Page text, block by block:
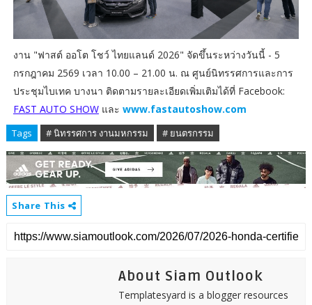
งาน "ฟาสต์ ออโต โชว์ ไทยแลนด์ 2026" จัดขึ้นระหว่างวันนี้ - 5
กรกฎาคม 2569 เวลา 10.00 – 21.00 น. ณ ศูนย์นิทรรศการและการ
ประชุมไบเทค บางนา ติดตามรายละเอียดเพิ่มเติมได้ที่ Facebook:
FAST AUTO SHOWและ www.fastautoshow.com
Tags # นิทรรศการ งานมหกรรม # ยนตรกรรม
Share This
About Siam Outlook
Templatesyard is a blogger resources